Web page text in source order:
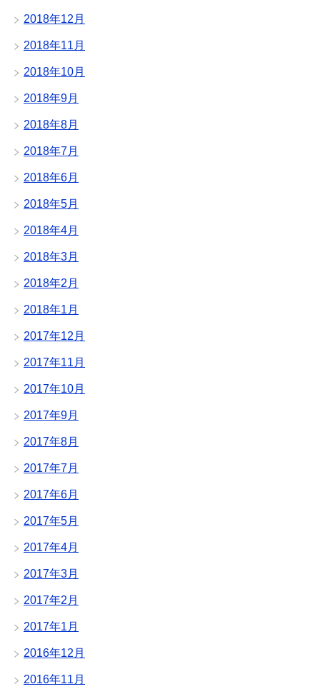
2018年12月
2018年11月
2018年10月
2018年9月
2018年8月
2018年7月
2018年6月
2018年5月
2018年4月
2018年3月
2018年2月
2018年1月
2017年12月
2017年11月
2017年10月
2017年9月
2017年8月
2017年7月
2017年6月
2017年5月
2017年4月
2017年3月
2017年2月
2017年1月
2016年12月
2016年11月